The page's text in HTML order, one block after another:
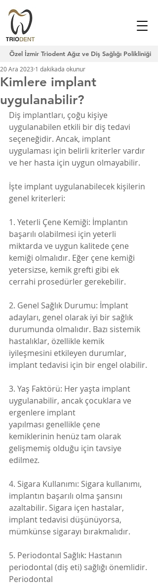
Özel İzmir Triodent Ağız ve Diş Sağlığı Polikliniği
Kimlere implant
uygulanabilir?
20 Ara 2023 1 dakikada okunur
Diş implantları, çoğu kişiye
uygulanabilen etkili bir diş tedavi
seçeneğidir. Ancak, implant
uygulaması için belirli kriterler vardır
ve her hasta için uygun olmayabilir.
İşte implant uygulanabilecek kişilerin
genel kriterleri:
1. Yeterli Çene Kemiği: İmplantın
başarılı olabilmesi için yeterli
miktarda ve uygun kalitede çene
kemiği olmalıdır. Eğer çene kemiği
yetersizse, kemik grefti gibi ek
cerrahi prosedürler gerekebilir.
2. Genel Sağlık Durumu: İmplant
adayları, genel olarak iyi bir sağlık
durumunda olmalıdır. Bazı sistemik
hastalıklar, özellikle kemik
iyileşmesini etkileyen durumlar,
implant tedavisi için bir engel olabilir.
3. Yaş Faktörü: Her yaşta implant
uygulanabilir, ancak çocuklara ve
ergenlere implant
yapılması genellikle çene
kemiklerinin henüz tam olarak
gelişmemiş olduğu için tavsiye
edilmez.
4. Sigara Kullanımı: Sigara kullanımı,
implantın başarılı olma şansını
azaltabilir. Sigara içen hastalar,
implant tedavisi düşünüyorsa,
mümkünse sigarayı bırakmalıdır.
5. Periodontal Sağlık: Hastanın
periodontal (diş eti) sağlığı önemlidir.
Periodontal